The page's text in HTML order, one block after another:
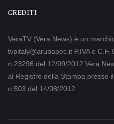
CREDITI
VeraTV (Vera News) è un
tvpitaly@arubapec.it P.IVA e
n.23296 del 12/09/2012 Vera
al Registro della Stampa presso
n.503 del 14/08/2012.